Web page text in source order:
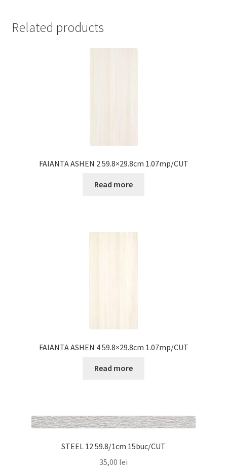
Related products
FAIANTA ASHEN 2 59.8×29.8cm 1.07mp/CUT
Read more
FAIANTA ASHEN 4 59.8×29.8cm 1.07mp/CUT
Read more
STEEL 12 59.8/1cm 15buc/CUT
35,00 lei